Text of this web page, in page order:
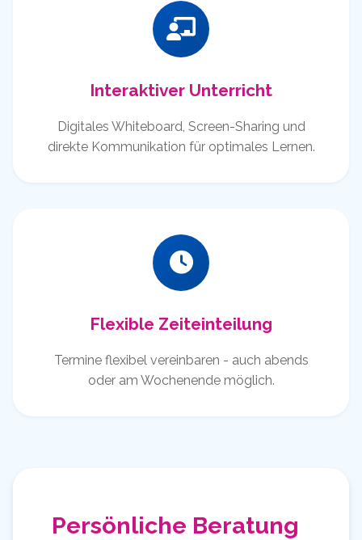
Interaktiver Unterricht
Digitales Whiteboard, Screen-Sharing und
direkte Kommunikation für optimales Lernen.
Flexible Zeiteinteilung
Termine flexibel vereinbaren - auch abends
oder am Wochenende möglich.
Persönliche Beratung